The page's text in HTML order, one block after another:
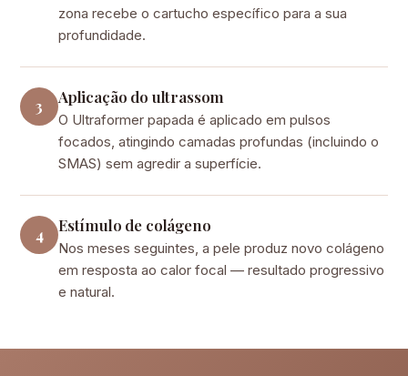
zona recebe o cartucho específico para a sua
profundidade.
3 Aplicação do ultrassom
O Ultraformer papada é aplicado em pulsos
focados, atingindo camadas profundas (incluindo o
SMAS) sem agredir a superfície.
4 Estímulo de colágeno
Nos meses seguintes, a pele produz novo colágeno
em resposta ao calor focal — resultado progressivo
e natural.